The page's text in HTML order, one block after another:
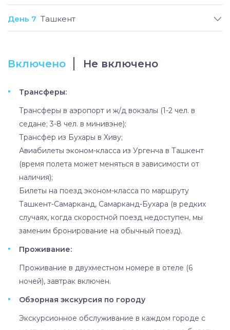
День 7 Ташкент
Включено Не включено
Трансферы:
Трансферы в аэропорт и ж/д вокзалы (1-2 чел. в
седане; 3-8 чел. в минивэне);
Трансфер из Бухары в Хиву;
Авиабилеты эконом-класса из Ургенча в Ташкент
(время полета может меняться в зависимости от
наличия);
Билеты на поезд эконом-класса по маршруту
Ташкент-Самарканд, Самарканд-Бухара (в редких
случаях, когда скоростной поезд недоступен, мы
заменим бронирование на обычный поезд).
Проживание:
Проживание в двухместном номере в отеле (6
ночей), завтрак включен.
Обзорная экскурсия по городу
Экскурсионное обслуживание в каждом городе с